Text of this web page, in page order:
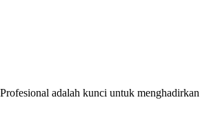
adalah kunci untuk menghadirkan